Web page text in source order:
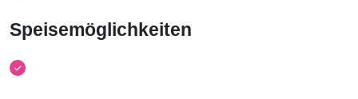
Speisemöglichkeiten